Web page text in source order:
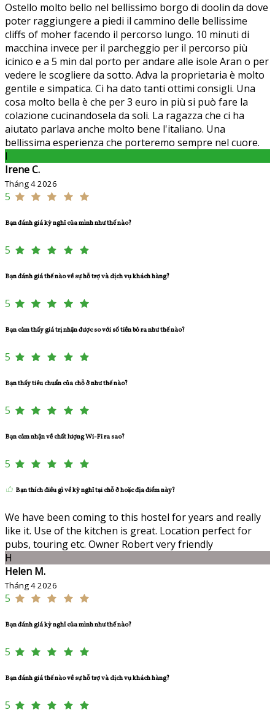
Ostello molto bello nel bellissimo borgo di doolin da dove
poter raggiungere a piedi il cammino delle bellissime
cliffs of moher facendo il percorso lungo. 10 minuti di
macchina invece per il parcheggio per il percorso più
icinico e a 5 min dal porto per andare alle isole Aran o per
vedere le scogliere da sotto. Adva la proprietaria è molto
gentile e simpatica. Ci ha dato tanti ottimi consigli. Una
cosa molto bella è che per 3 euro in più si può fare la
colazione cucinandosela da soli. La ragazza che ci ha
aiutato parlava anche molto bene l'italiano. Una
bellissima esperienza che porteremo sempre nel cuore.
I
Irene C.
Tháng 4 2026
5
Bạn đánh giá kỳ nghỉ của mình như thế nào?
5
Bạn đánh giá thế nào về sự hỗ trợ và dịch vụ khách hàng?
5
Bạn cảm thấy giá trị nhận được so với số tiền bỏ ra như thế nào?
5
Bạn thấy tiêu chuẩn của chỗ ở như thế nào?
5
Bạn cảm nhận về chất lượng Wi-Fi ra sao?
5
Bạn thích điều gì về kỳ nghỉ tại chỗ ở hoặc địa điểm này?
We have been coming to this hostel for years and really
like it. Use of the kitchen is great. Location perfect for
pubs, touring etc. Owner Robert very friendly
H
Helen M.
Tháng 4 2026
5
Bạn đánh giá kỳ nghỉ của mình như thế nào?
5
Bạn đánh giá thế nào về sự hỗ trợ và dịch vụ khách hàng?
5